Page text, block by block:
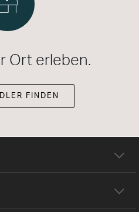
Ort erleben.
FINDEN